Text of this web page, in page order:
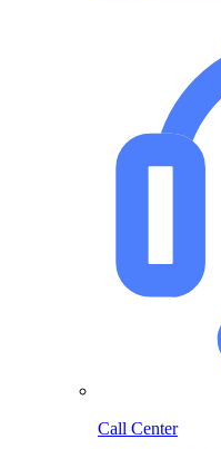
Call Center